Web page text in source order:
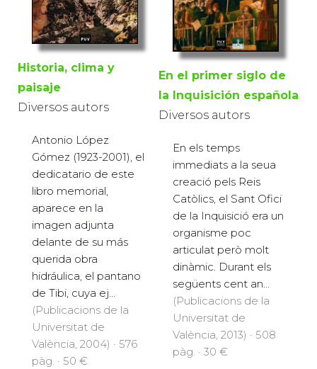
Historia, clima y
paisaje
Diversos autors
Antonio López
Gómez (1923-2001), el
dedicatario de este
libro memorial,
aparece en la
imagen adjunta
delante de su más
querida obra
hidráulica, el pantano
de Tibi, cuya ej...
(Publicacions de la
Universitat de
València, 2004) · 576
pàg. · 50 €
En el primer siglo de
la Inquisición española
Diversos autors
En els temps
immediats a la seua
creació pels Reis
Catòlics, el Sant Ofici
de la Inquisició era un
organisme poc
articulat però molt
dinàmic. Durant els
següents cent an...
(Publicacions de la
Universitat de
València, 2013) · 508
pàg. · 30 €